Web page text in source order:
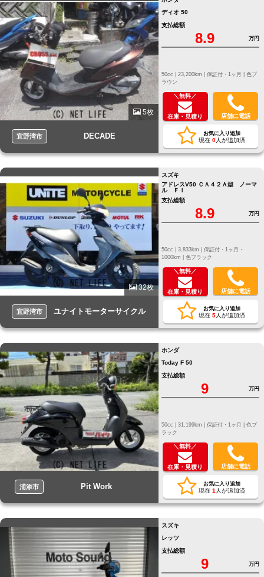
5枚
宜野湾市 DECADE
ディオ 50
支払総額
8.9 万円
保証付・1ヶ月 | 色ブ
ラウン
＼無料／
在庫・見積り 店舗に電話
お気に入り追加
現在 0人が追加済
32枚
宜野湾市 ユナイトモーターサイクル
スズキ
アドレスV50 ＣＡ４２Ａ型 ノーマ
ル ＦＩ
支払総額
8.9 万円
保証付・1ヶ月・
1000km | 色ブラック
＼無料／
在庫・見積り 店舗に電話
お気に入り追加
現在 5人が追加済
浦添市 Pit Work
ホンダ
Today F 50
支払総額
9 万円
保証付・1ヶ月 | 色ブ
ラック
＼無料／
在庫・見積り 店舗に電話
お気に入り追加
現在 1 人が追加済
スズキ
レッツ
支払総額
9 万円